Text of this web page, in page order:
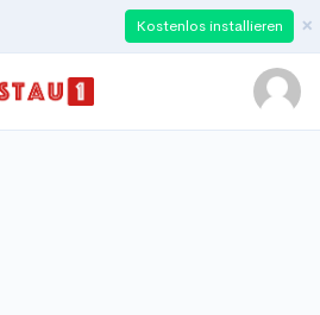
Kostenlos installieren ×